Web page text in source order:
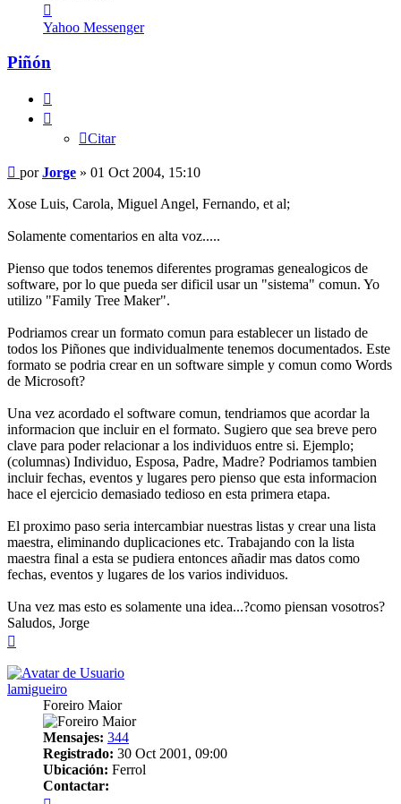
Jorge
Yahoo Messenger
Piñón
Citar
Mensaje
porJorge » 01 Oct 2004, 15:10
Xose Luis, Carola, Miguel Angel, Fernando, et al;
Solamente comentarios en alta voz.....
Pienso que todos tenemos diferentes programas genealogicos de
software, por lo que pueda ser dificil usar un "sistema" comun. Yo
utilizo "Family Tree Maker".
Podriamos crear un formato comun para establecer un listado de
todos los Piñones que individualmente tenemos documentados. Este
formato se podria crear en un software simple y comun como Words
de Microsoft?
Una vez acordado el software comun, tendriamos que acordar la
informacion que incluir en el formato. Sugiero que sea breve pero
clave para poder relacionar a los individuos entre si. Ejemplo;
(columnas) Individuo, Esposa, Padre, Madre? Podriamos tambien
incluir fechas, eventos y lugares pero pienso que esta informacion
hace el ejercicio demasiado tedioso en esta primera etapa.
El proximo paso seria intercambiar nuestras listas y crear una lista
maestra, eliminando duplicaciones etc. Trabajando con la lista
maestra final a esta se pudiera entonces añadir mas datos como
fechas, eventos y lugares de los varios individuos.
Una vez mas esto es solamente una idea...?como piensan vosotros?
Saludos, Jorge
lamigueiro
Foreiro Maior
Mensajes: 344
Registrado: 30 Oct 2001, 09:00
Ubicación: Ferrol
Contactar: